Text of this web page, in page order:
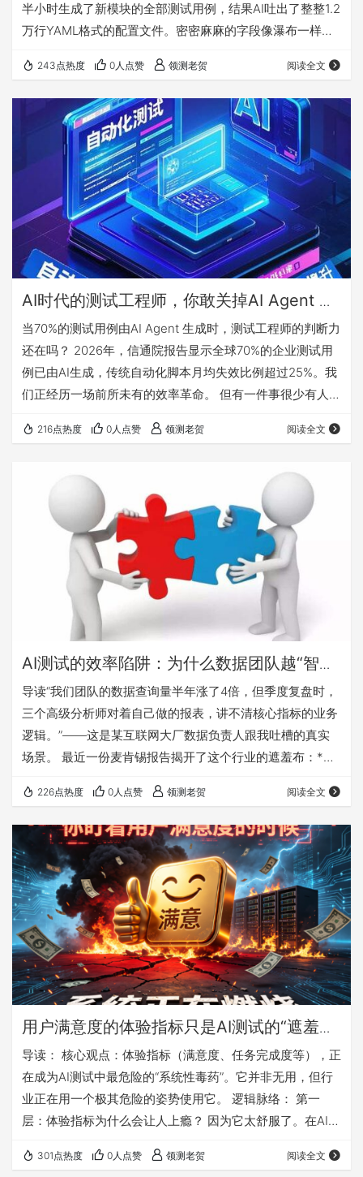
半小时生成了新模块的全部测试用例，结果AI吐出了整整1.2
万行YAML格式的配置文件。密密麻麻的字段像瀑布一样滚
遍，今天别想下班了。 更讽刺的是，他隐约记得上个月刚清
理过一批类似的AI生成用例——那些冗余的边界条件从没触
发过任何bug。办公室里空调嗡嗡作响，窗外知了的叫声一
阵阵传来，老张的咖啡早凉透了。他盯着屏幕上那行绿色
的"生成完成"，突然觉得这四个字有点…
243点热度 0人点赞 领测老贺 阅读全文
AI时代的测试工程师，你敢关掉AI Agent 一
小时吗？
当70%的测试用例由AI Agent 生成时，测试工程师的判断力
还在吗？ 2026年，信通院报告显示全球70%的企业测试用
例已由AI生成，传统自动化脚本月均失效比例超过25%。我
们正经历一场前所未有的效率革命。 但有一件事很少有人提
拿去思考了吗？ 还是，它们悄悄溜去刷手机、回复无关紧要
贺这篇文章讲的，就是一个测试人在效率狂飙中，差点弄丢
判断力的故事。 那个被AI报告打了脸的周一早晨 数据产品
经理陈然打…
216点热度 0人点赞 领测老贺 阅读全文
AI测试的效率陷阱：为什么数据团队越“智
能”，测试思维越浅薄？
导读“我们团队的数据查询量半年涨了4倍，但季度复盘时，
三个高级分析师对着自己做的报表，讲不清核心指标的业务
逻辑。”——这是某互联网大厂数据负责人跟我吐槽的真实
场景。 最近一份麦肯锡报告揭开了这个行业的遮羞布：*引
解度暴跌37%*。这数字背后，是一场静悄悄的认知坍缩。
我们总以为，工具变强了，人就能去做更有价值的事。但现
实很打脸：工具越“智能”，人反而越“懒”。不是人变笨了，
而是系统设计出了问题——当Agent能在毫秒级给出“是什
么”的答案时，谁还愿意花几小时去…
226点热度 0人点赞 领测老贺 阅读全文
用户满意度的体验指标只是AI测试的“遮羞
布”：体验指标正在毒死AI系统
导读： 核心观点：体验指标（满意度、任务完成度等），正
在成为AI测试中最危险的“系统性毒药”。它并非无用，但行
业正在用一个极其危险的姿势使用它。 逻辑脉络： 第一
层：体验指标为什么会让人上瘾？ 因为它太舒服了。在AI这
一种“顺势而为”。但这种“舒服”是有代价的——体验指标只
301点热度 0人点赞 领测老贺 阅读全文